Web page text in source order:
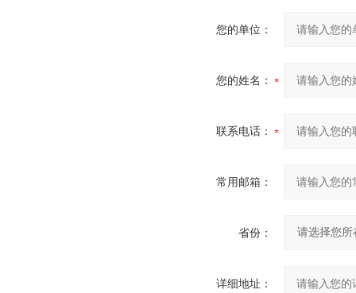
您的单位：
您的姓名：
联系电话：
常用邮箱：
省份：
详细地址：